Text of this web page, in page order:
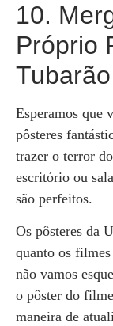
10.
Próprio
Tubarão
Esperamos que
pôsteres
trazer o terror
escritório ou
são perfeitos.
Os pôsteres da
quanto os
não vamos
o pôster do
maneira de